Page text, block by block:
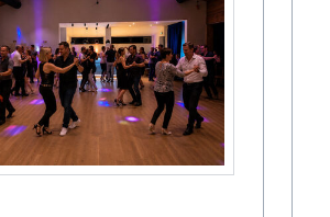
, 20:00Uhr
zu Ihrem Kalender hinzufügen